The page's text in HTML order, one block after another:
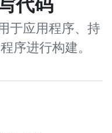
于应用程序、持
序进行构建。